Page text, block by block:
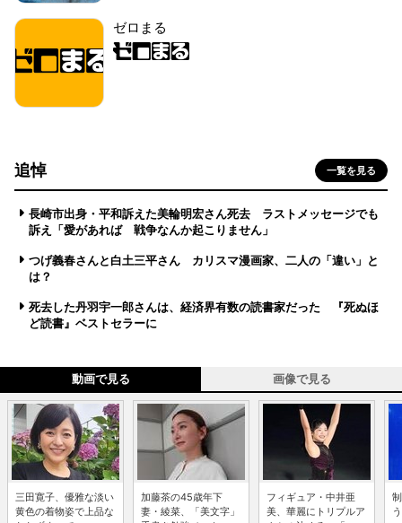
ゼロまる
追悼 一覧を見る
長崎市出身・平和訴えた美輪明宏さん死去 ラストメッセージでも
訴え「愛があれば 戦争なんか起こりません」
つげ義春さんと白土三平さん カリスマ漫画家、二人の「違い」と
は？
死去した丹羽宇一郎さんは、経済界有数の読書家だった 『死ぬほ
ど読書』ベストセラーに
動画で見る 画像で見る
三田寛子、優雅な淡い
黄色の着物姿で上品な
加藤茶の45歳年下
妻・綾菜、「美文字」
フィギュア・中井亜
美、華麗にトリプルア